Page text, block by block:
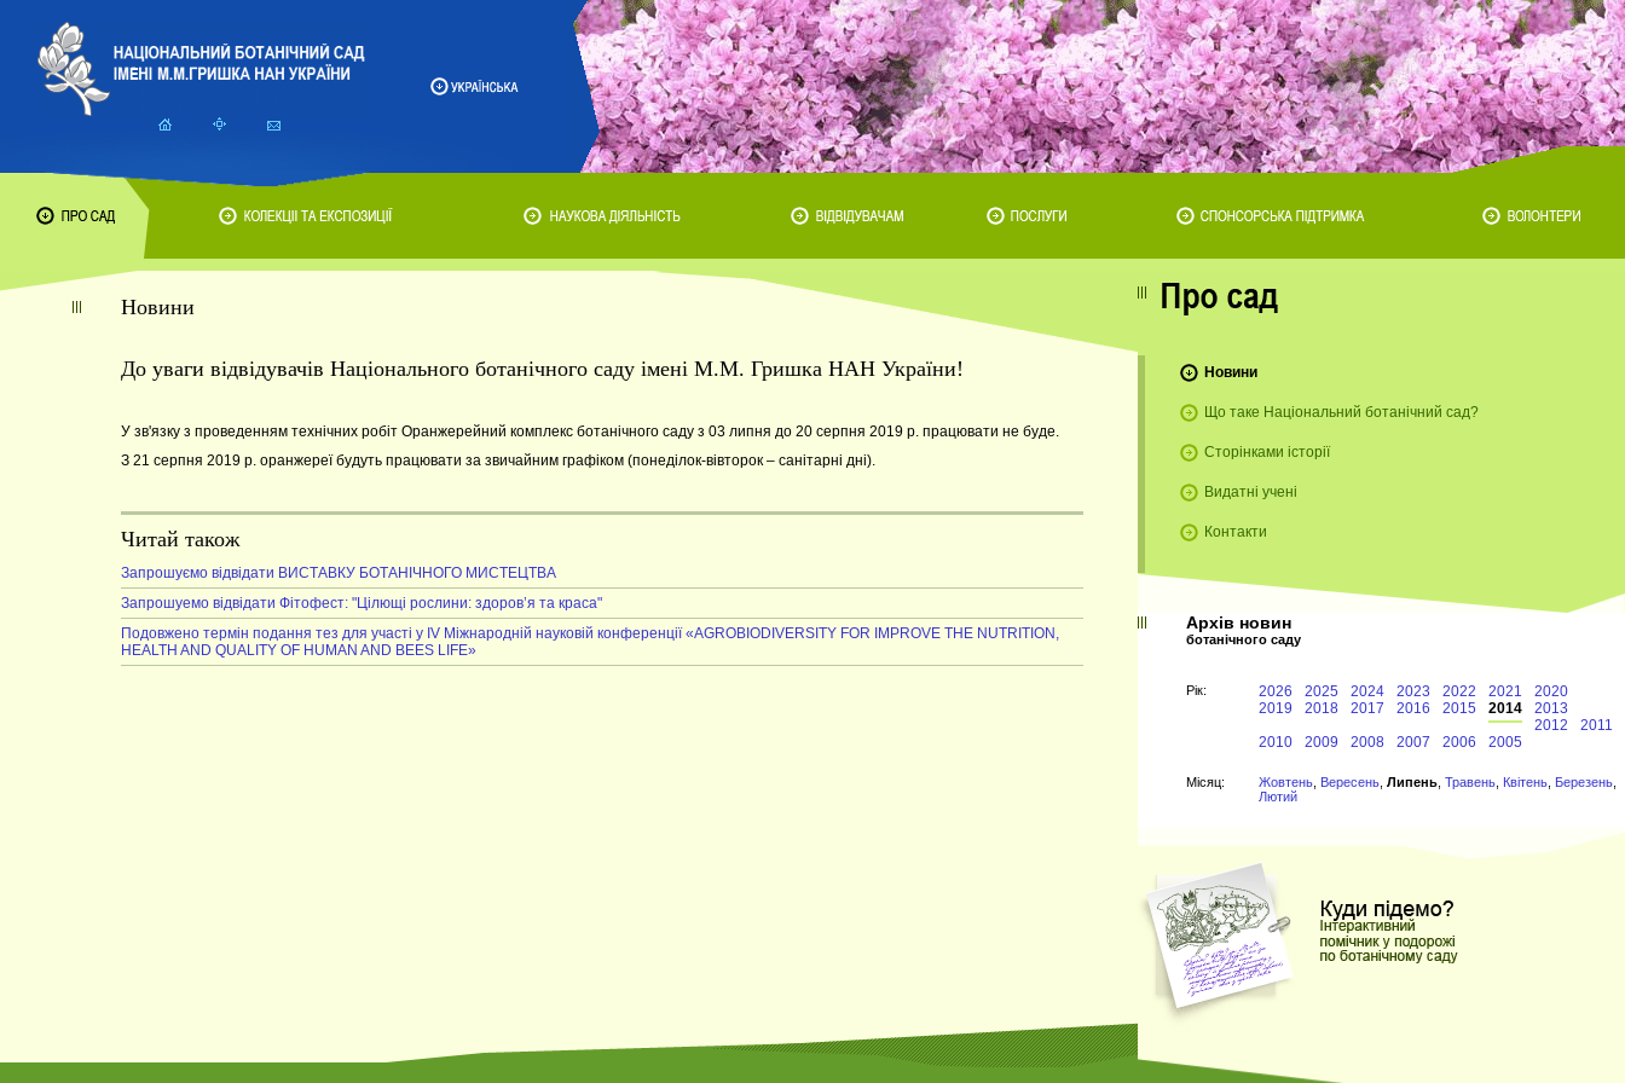
Новини
До уваги відвідувачів Національного ботанічного саду імені М.М. Гришка НАН України!
У зв'язку з проведенням технічних робіт Оранжерейний комплекс ботанічного саду з 03 липня до 20 серпня 2019 р. працювати не буде.
З 21 серпня 2019 р. оранжереї будуть працювати за звичайним графіком (понеділок-вівторок – санітарні дні).
Читай також
Запрошуємо відвідати ВИСТАВКУ БОТАНІЧНОГО МИСТЕЦТВА
Запрошуемо відвідати Фітофест: "Цілющі рослини: здоров’я та краса"
Подовжено термін подання тез для участі у IV Міжнародній науковій конференції «AGROBIODIVERSITY FOR IMPROVE THE NUTRITION,
HEALTH AND QUALITY OF HUMAN AND BEES LIFE»
Новини
Що таке Національний ботанічний сад?
Сторінками історії
Видатні учені
Контакти
Архів новин
ботанічного саду
Рiк: 2026 2025 2024 2023 2022 2021
2020
2019
2018 2017 2016 2015 2014
2013
2012
2011
2010
2009 2008 2007 2006 2005
Мiсяц: Жовтень Вересень Липень Травень Квітень Березень
Лютий